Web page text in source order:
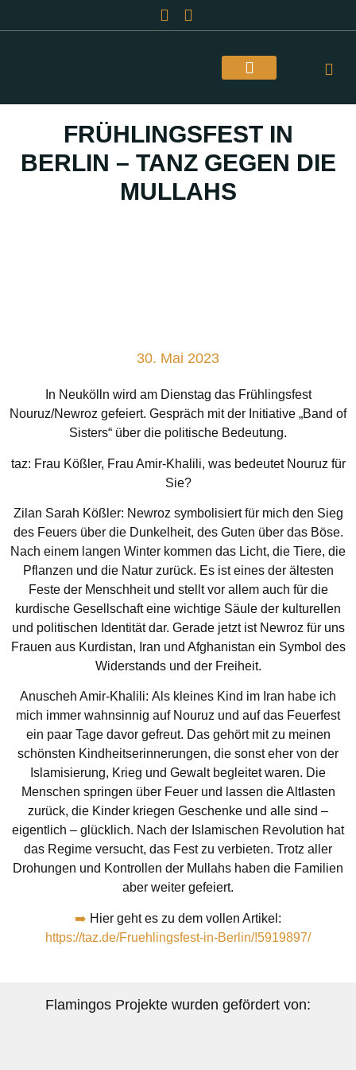
FRÜHLINGSFEST IN
BERLIN – TANZ GEGEN DIE
MULLAHS
30. Mai 2023
In Neukölln wird am Dienstag das Frühlingsfest
Nouruz/Newroz gefeiert. Gespräch mit der Initiative „Band of
Sisters“ über die politische Bedeutung.
taz: Frau Kößler, Frau Amir-Khalili, was bedeutet Nouruz für
Sie?
Zilan Sarah Kößler: Newroz symbolisiert für mich den Sieg
des Feuers über die Dunkelheit, des Guten über das Böse.
Nach einem langen Winter kommen das Licht, die Tiere, die
Pflanzen und die Natur zurück. Es ist eines der ältesten
Feste der Menschheit und stellt vor allem auch für die
kurdische Gesellschaft eine wichtige Säule der kulturellen
und politischen Identität dar. Gerade jetzt ist Newroz für uns
Frauen aus Kurdistan, Iran und Afghanistan ein Symbol des
Widerstands und der Freiheit.
Anuscheh Amir-Khalili: Als kleines Kind im Iran habe ich
mich immer wahnsinnig auf Nouruz und auf das Feuerfest
ein paar Tage davor gefreut. Das gehört mit zu meinen
schönsten Kindheitserinnerungen, die sonst eher von der
Islamisierung, Krieg und Gewalt begleitet waren. Die
Menschen springen über Feuer und lassen die Altlasten
zurück, die Kinder kriegen Geschenke und alle sind –
eigentlich – glücklich. Nach der Islamischen Revolution hat
das Regime versucht, das Fest zu verbieten. Trotz aller
Drohungen und Kontrollen der Mullahs haben die Familien
aber weiter gefeiert.
➡️ Hier geht es zu dem vollen Artikel:
https://taz.de/Fruehlingsfest-in-Berlin/!5919897/
Flamingos Projekte wurden gefördert von: